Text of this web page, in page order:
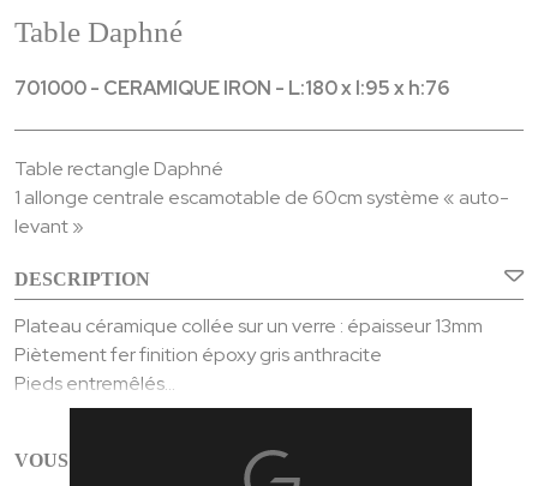
Table Daphné
701000 - CERAMIQUE IRON - L:180 x l:95 x h:76
Table rectangle Daphné
1 allonge centrale escamotable de 60cm système « auto-
levant »
DESCRIPTION
Plateau céramique collée sur un verre : épaisseur 13mm
Piètement fer finition époxy gris anthracite
Pieds entremêlés
Longueur table ouverte avec 1 allonge : 2,40m
VOUS AVEZ UNE QUESTION ?